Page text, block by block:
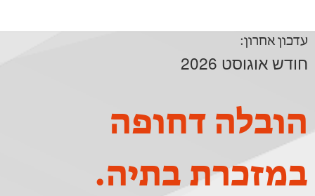
עדכון אחרון:
חודש אוגוסט 2026
הובלה דחופה
במזכרת בתיה.